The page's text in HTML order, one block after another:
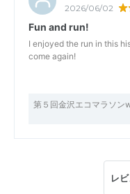
2026/06/02
Fun and run!
I enjoyed the run in this
come again!
第５回金沢エコマラソン
レ